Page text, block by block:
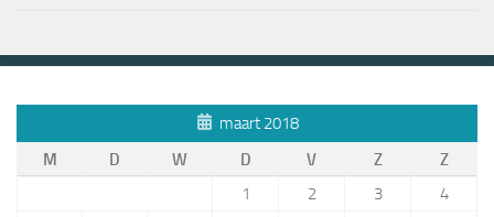
maart 2018
M
D W D V Z
Z
1
2 3
4